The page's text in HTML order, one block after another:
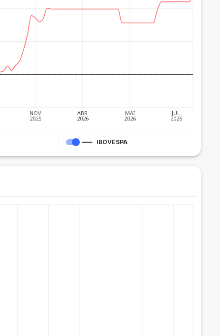
NOV
2025
ABR
2026
MAI
2026
JUL
2026
IBOVESPA